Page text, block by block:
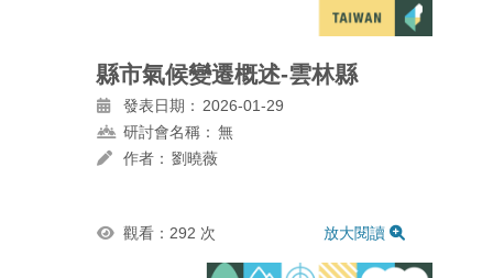
縣市氣候變遷概述-雲林縣
發表日期： 2026-01-29
研討會名稱： 無
作者： 劉曉薇
觀看：292 次 放大閱讀